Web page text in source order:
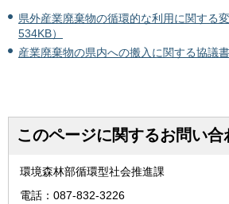
県外産業廃棄物の循環的な利用に関する
534KB）
産業廃棄物の県内への搬入に関する協議
このページに関するお問い合
環境森林部循環型社会推進課
電話：087-832-3226